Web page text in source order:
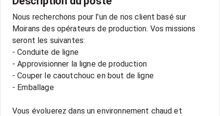
Nous recherchons pour l'un de nos client basé sur
Moirans des opérateurs de production. Vos missions
seront les suivantes:
- Conduite de ligne
- Approvisionner la ligne de production
- Couper le caoutchouc en bout de ligne
- Emballage
Vous évoluerez dans un environnement chaud et